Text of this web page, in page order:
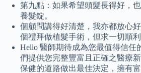
第九點：如果希望頭髮長得好，
養髮錠。
個顧問講得好清楚，我亦都放心
個禮拜做植髮手術，但求一切順
Hello 醫師期待成為您最值得信任
們提供您完整豐富且正確之醫療
保健的道路做出最佳決定，擁有